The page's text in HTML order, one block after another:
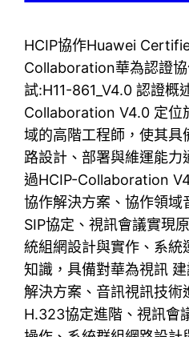
HCIP協作Huawei
Collaboration華為認證
試:H11-861_V4.0 認證概
Collaboration V4.0 定位
域的高階工程師，使其具
路設計、部署與維運能
過HCIP-Collaboration
協作解決方案、協作領
SIP協定、視訊會議實現
統組網設計與實作、系統
知識，具備對華為視訊
解決方案、音訊視訊技術
H.323協定進階、視訊會